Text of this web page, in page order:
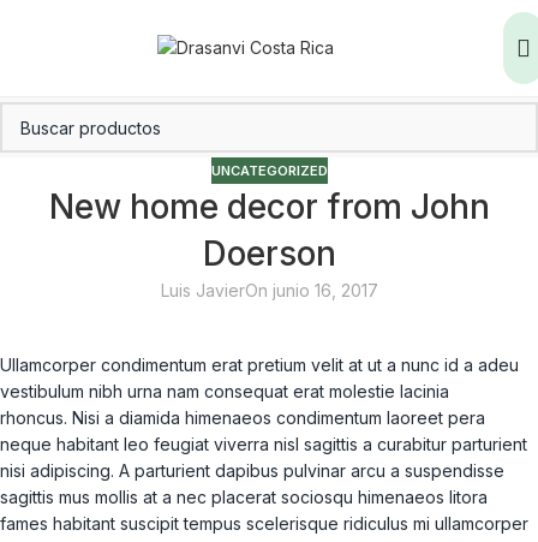
UNCATEGORIZED
New home decor from John
Doerson
Luis JavierOn junio 16, 2017
Ullamcorper condimentum erat pretium velit at ut a nunc id a adeu
vestibulum nibh urna nam consequat erat molestie lacinia
rhoncus. Nisi a diamida himenaeos condimentum laoreet pera
neque habitant leo feugiat viverra nisl sagittis a curabitur parturient
nisi adipiscing. A parturient dapibus pulvinar arcu a suspendisse
sagittis mus mollis at a nec placerat sociosqu himenaeos litora
fames habitant suscipit tempus scelerisque ridiculus mi ullamcorper